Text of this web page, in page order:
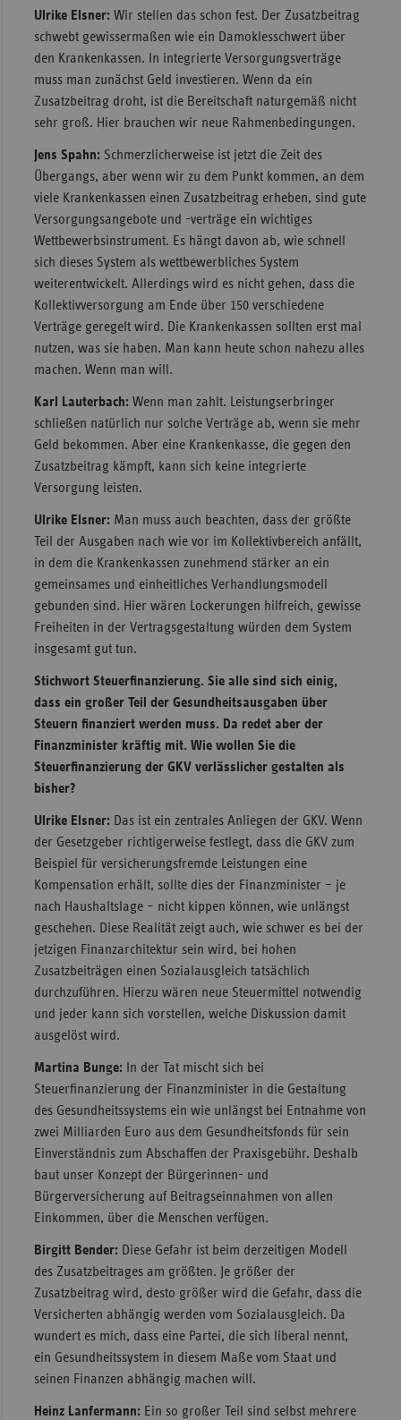
Ulrike Elsner:Wir stellen das schon fest. Der Zusatzbeitrag
schwebt gewissermaßen wie ein Damoklesschwert über
den Krankenkassen. In integrierte Versorgungsverträge
muss man zunächst Geld investieren. Wenn da ein
Zusatzbeitrag droht, ist die Bereitschaft naturgemäß nicht
sehr groß. Hier brauchen wir neue Rahmenbedingungen.
Jens Spahn:Schmerzlicherweise ist jetzt die Zeit des
Übergangs, aber wenn wir zu dem Punkt kommen, an dem
viele Krankenkassen einen Zusatzbeitrag erheben, sind gute
Versorgungsangebote und -verträge ein wichtiges
Wettbewerbsinstrument. Es hängt davon ab, wie schnell
sich dieses System als wettbewerbliches System
weiterentwickelt. Allerdings wird es nicht gehen, dass die
Kollektivversorgung am Ende über 150 verschiedene
Verträge geregelt wird. Die Krankenkassen sollten erst mal
nutzen, was sie haben. Man kann heute schon nahezu alles
machen. Wenn man will.
Karl Lauterbach:Wenn man zahlt. Leistungserbringer
schließen natürlich nur solche Verträge ab, wenn sie mehr
Geld bekommen. Aber eine Krankenkasse, die gegen den
Zusatzbeitrag kämpft, kann sich keine integrierte
Versorgung leisten.
Ulrike Elsner:Man muss auch beachten, dass der größte
Teil der Ausgaben nach wie vor im Kollektivbereich anfällt,
in dem die Krankenkassen zunehmend stärker an ein
gemeinsames und einheitliches Verhandlungsmodell
gebunden sind. Hier wären Lockerungen hilfreich, gewisse
Freiheiten in der Vertragsgestaltung würden dem System
insgesamt gut tun.
Stichwort Steuerfinanzierung. Sie alle sind sich einig,
dass ein großer Teil der Gesundheitsausgaben über
Steuern finanziert werden muss. Da redet aber der
Finanzminister kräftig mit. Wie wollen Sie die
Steuerfinanzierung der GKV verlässlicher gestalten als
bisher?
Ulrike Elsner:Das ist ein zentrales Anliegen der GKV. Wenn
der Gesetzgeber richtigerweise festlegt, dass die GKV zum
Beispiel für versicherungsfremde Leistungen eine
Kompensation erhält, sollte dies der Finanzminister – je
nach Haushaltslage – nicht kippen können, wie unlängst
geschehen. Diese Realität zeigt auch, wie schwer es bei der
jetzigen Finanzarchitektur sein wird, bei hohen
Zusatzbeiträgen einen Sozialausgleich tatsächlich
durchzuführen. Hierzu wären neue Steuermittel notwendig
und jeder kann sich vorstellen, welche Diskussion damit
ausgelöst wird.
Martina Bunge:In der Tat mischt sich bei
Steuerfinanzierung der Finanzminister in die Gestaltung
des Gesundheitssystems ein wie unlängst bei Entnahme von
zwei Milliarden Euro aus dem Gesundheitsfonds für sein
Einverständnis zum Abschaffen der Praxisgebühr. Deshalb
baut unser Konzept der Bürgerinnen- und
Bürgerversicherung auf Beitragseinnahmen von allen
Einkommen, über die Menschen verfügen.
Birgitt Bender:Diese Gefahr ist beim derzeitigen Modell
des Zusatzbeitrages am größten. Je größer der
Zusatzbeitrag wird, desto größer wird die Gefahr, dass die
Versicherten abhängig werden vom Sozialausgleich. Da
wundert es mich, dass eine Partei, die sich liberal nennt,
ein Gesundheitssystem in diesem Maße vom Staat und
seinen Finanzen abhängig machen will.
Heinz Lanfermann: Ein so großer Teil sind selbst mehrere